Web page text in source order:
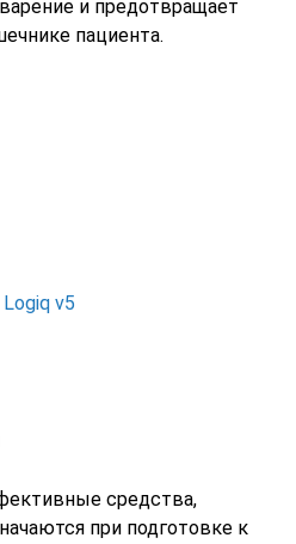
и предотвращает
пациента.
Logiq v5
средства,
при подготовке к